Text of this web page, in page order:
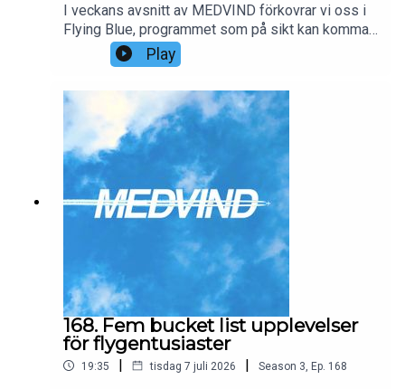
I veckans avsnitt av MEDVIND förkovrar vi oss i
Flying Blue, programmet som på sikt kan komma
att ersätta SAS EuroBonus. Vi går igenom allt som
ni behöver veta om programmet, samt huruvida
det medför förbättringar över EuroBonus eller
inte.
Play
168. Fem bucket list upplevelser
för flygentusiaster
19:35 | tisdag 7 juli 2026 | Season 3, Ep. 168